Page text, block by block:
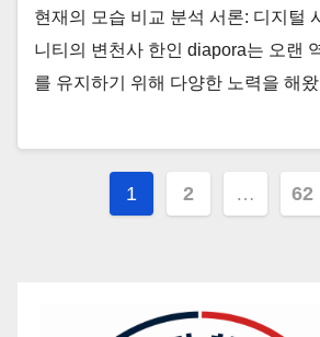
현재의 모습 비교 분석 서론: 디지털
니티의 변천사 한인 diapora는 오랜
를 유지하기 위해 다양한 노력을 해
글
지
1 2 … 62